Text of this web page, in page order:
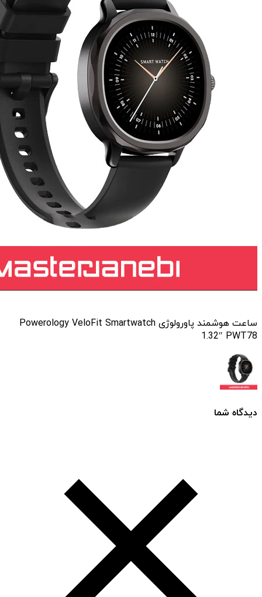
ساعت هوشمند پاورولوژی Powerology VeloFit Smartwatch
1.32″ PWT78
دیدگاه شما